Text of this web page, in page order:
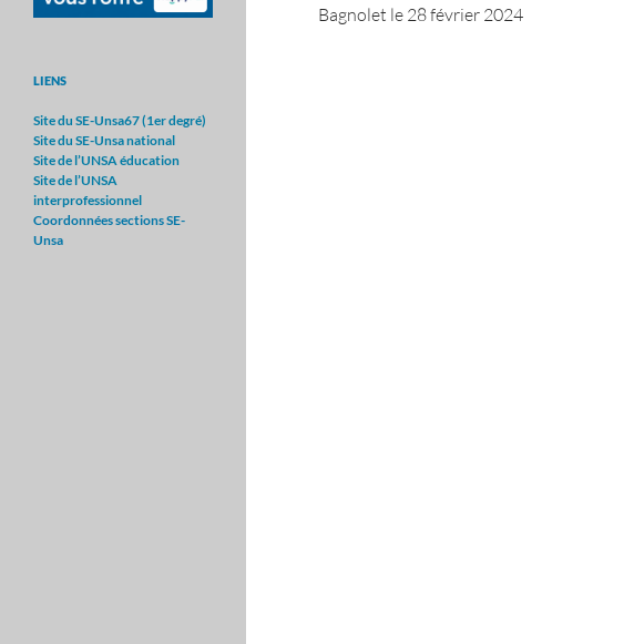
Bagnolet le 28 février 2024
LIENS
Site du SE-Unsa67 (1er degré)
Site du SE-Unsa national
Site de l’UNSA éducation
Site de l’UNSA
interprofessionnel
Coordonnées sections SE-
Unsa